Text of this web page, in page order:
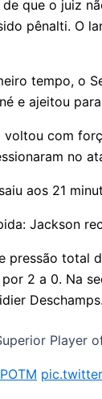
que o juiz
pênalti. O
tempo, o
e ajeitou
com
no
aos 21
Jackson
pressão total
2 a 0. Na
Player